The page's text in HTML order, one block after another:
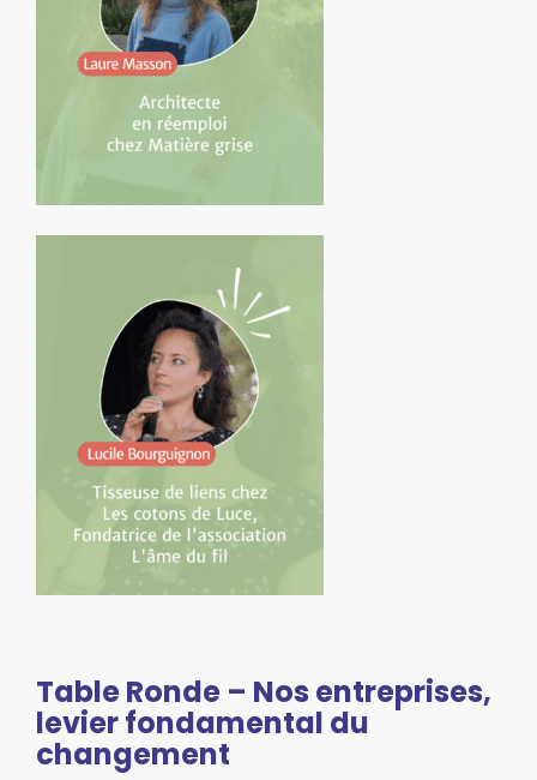
Table Ronde – Nos entreprises,
levier fondamental du
changement